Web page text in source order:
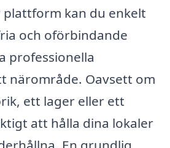
kan du enkelt
och oförbindande
professionella
närområde. Oavsett om
ett lager eller ett
att hålla dina lokaler